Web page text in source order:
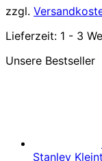
zzgl.
Lieferzeit: 1 - 3
Unsere Bestseller
Stanley